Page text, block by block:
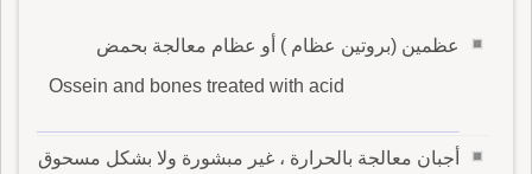
عظمين (بروتين عظام ) أو عظام معالجة بحمض
Ossein and bones treated with acid
أجبان معالجة بالحرارة ، غير مبشورة ولا بشكل مسحوق